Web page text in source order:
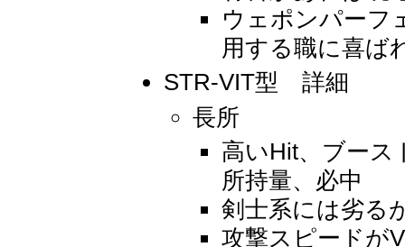
ウェポンパーフ
用する職に喜ば
STR-VIT型 詳細
長所
高いHit、ブース
所持量、必中
剣士系には劣る
攻撃スピードが